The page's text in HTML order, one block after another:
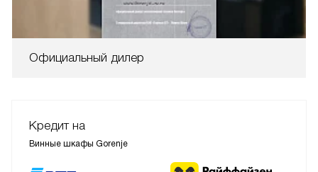
Официальный дилер
Кредит на
Винные шкафы Gorenje